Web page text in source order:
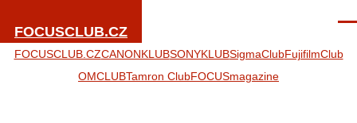
FOCUSCLUB.CZ
FOCUSCLUB.CZCANONKLUBSONYKLUBSigmaClubFujifilmClub
OMCLUBTamron ClubFOCUSmagazine